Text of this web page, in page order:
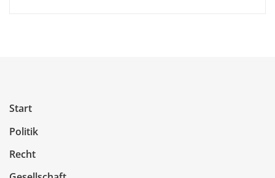
Start
Politik
Recht